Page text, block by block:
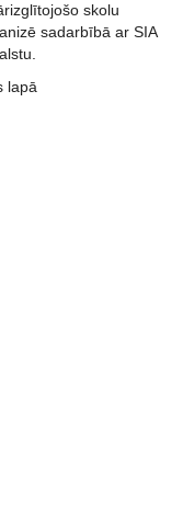
skolu
sadarbībā ar SIA
lapā